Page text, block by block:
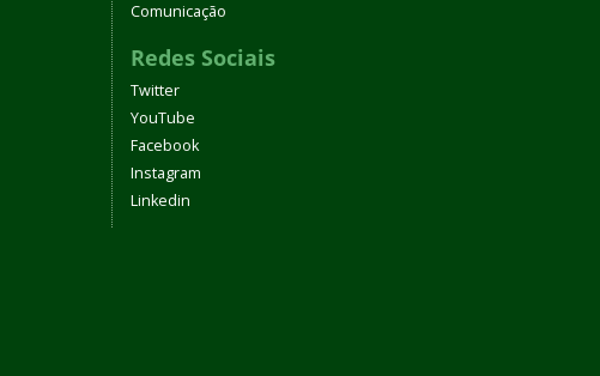
Comunicação
Redes Sociais
Twitter
YouTube
Facebook
Instagram
Linkedin